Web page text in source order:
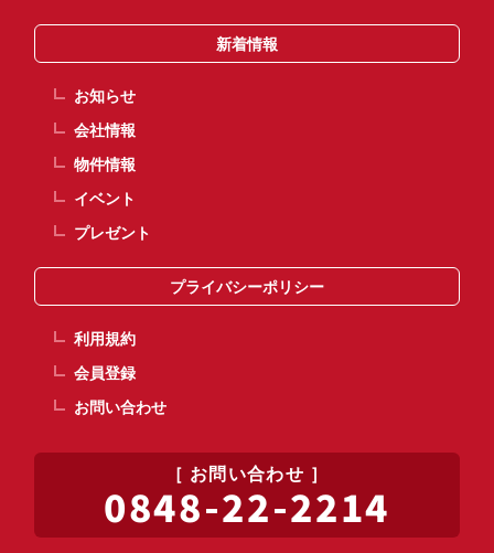
お問い合わせ
0848-22-2214
新着情報
お知らせ
会社情報
物件情報
イベント
プレゼント
プライバシーポリシー
利用規約
会員登録
お問い合わせ